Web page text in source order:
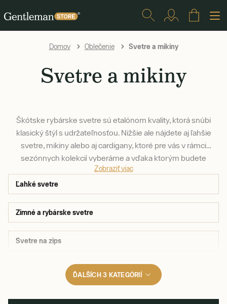
Domov Oblečenie Svetre a mikiny
Svetre a mikiny
Škótske rybárske svetre sú etalónom kvality, ktorá snúbi
klasický štýl s udržateľnosťou. Nižšie ale nájdete aj ľahšie
svetre, mikiny alebo aj cardigany, ktoré pre vás v rámci
sezónnych kolekcií vyberáme a vďaka ktorým budete
vyzerať skvelo celoročne.
Zobraziť viac
Ľahké svetre
Zimné a rybárske svetre
Svetre na zips
ĎALŠÍCH 3 KATEGÓRIÍ